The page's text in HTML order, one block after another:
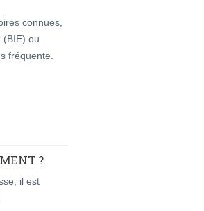
connues,
(BIE) ou
fréquente.
?
il est